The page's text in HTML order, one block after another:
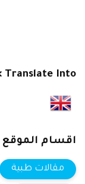
Translate Into »»
اقسام الموقع
مقالات طبية